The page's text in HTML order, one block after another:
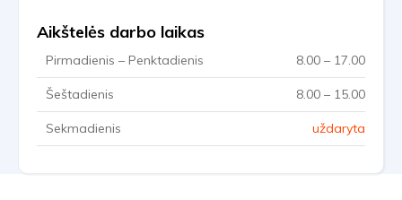
Aikštelės darbo laikas
Pirmadienis – Penktadienis 8.00 – 17.00
Šeštadienis 8.00 – 15.00
Sekmadienis uždaryta